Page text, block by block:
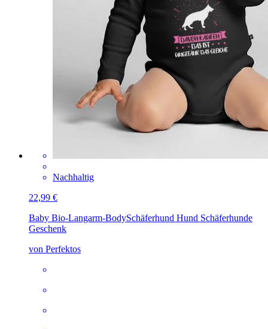
Nachhaltig
22,99 €
Baby Bio-Langarm-BodySchäferhund Hund Schäferhunde
Geschenk
von Perfektos